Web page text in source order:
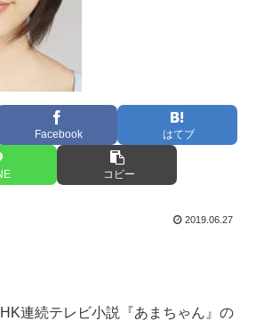
Facebook はてブ
コピー
2019.06.27
連続テレビ小説『あまちゃん』の